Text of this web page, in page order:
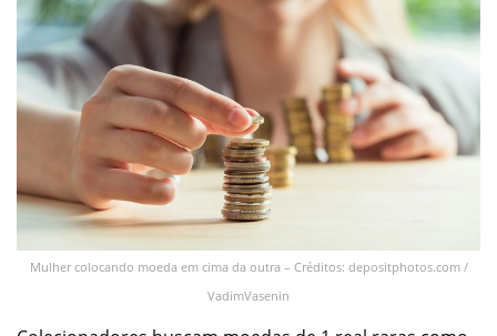
Mulher colocando moeda em cima da outra – Créditos: depositphotos.com /
VadimVasenin